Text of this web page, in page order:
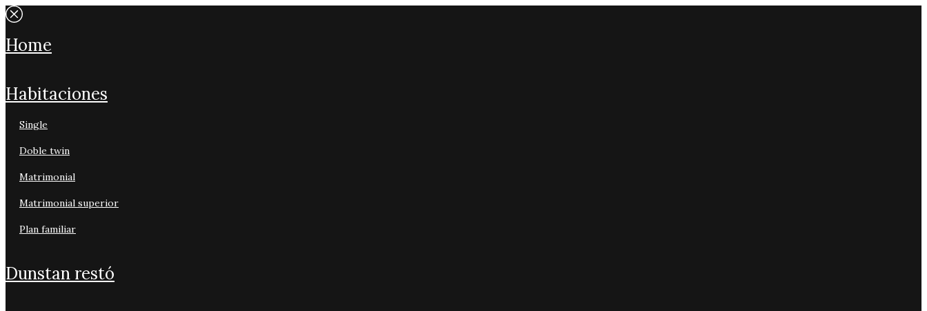
home
habitaciones
single
doble twin
matrimonial
matrimonial superior
plan familiar
dunstan restó